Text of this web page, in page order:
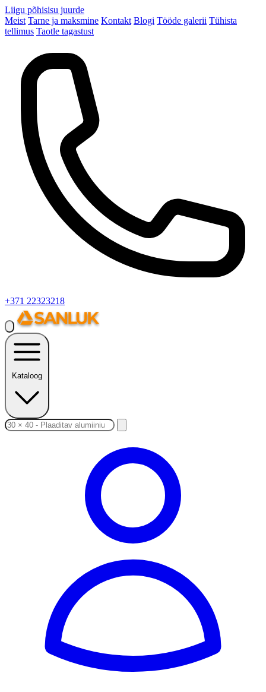
Liigu põhisisu juurde
Meist Tarne ja maksmine Kontakt Blogi Tööde galerii Tühista
tellimus Taotle tagastust
+371 22323218
Kataloog